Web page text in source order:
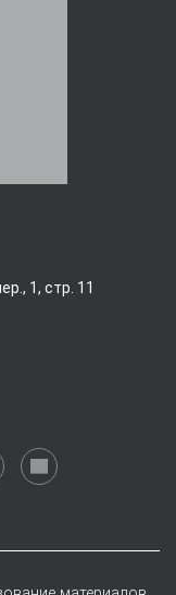
1, стр. 11